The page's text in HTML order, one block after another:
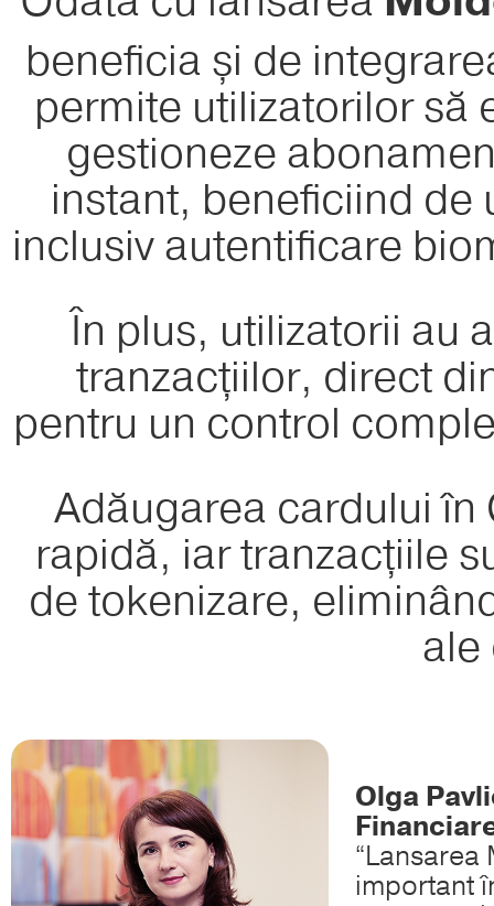
beneficia și de
permite utilizatorilor să
gestioneze
instant, beneficiind de
inclusiv autentificare
În plus, utilizatorii au
tranzacțiilor, direct
pentru un control
Adăugarea cardului în
rapidă, iar tranzacțiile
de tokenizare,
ale
Olga
important